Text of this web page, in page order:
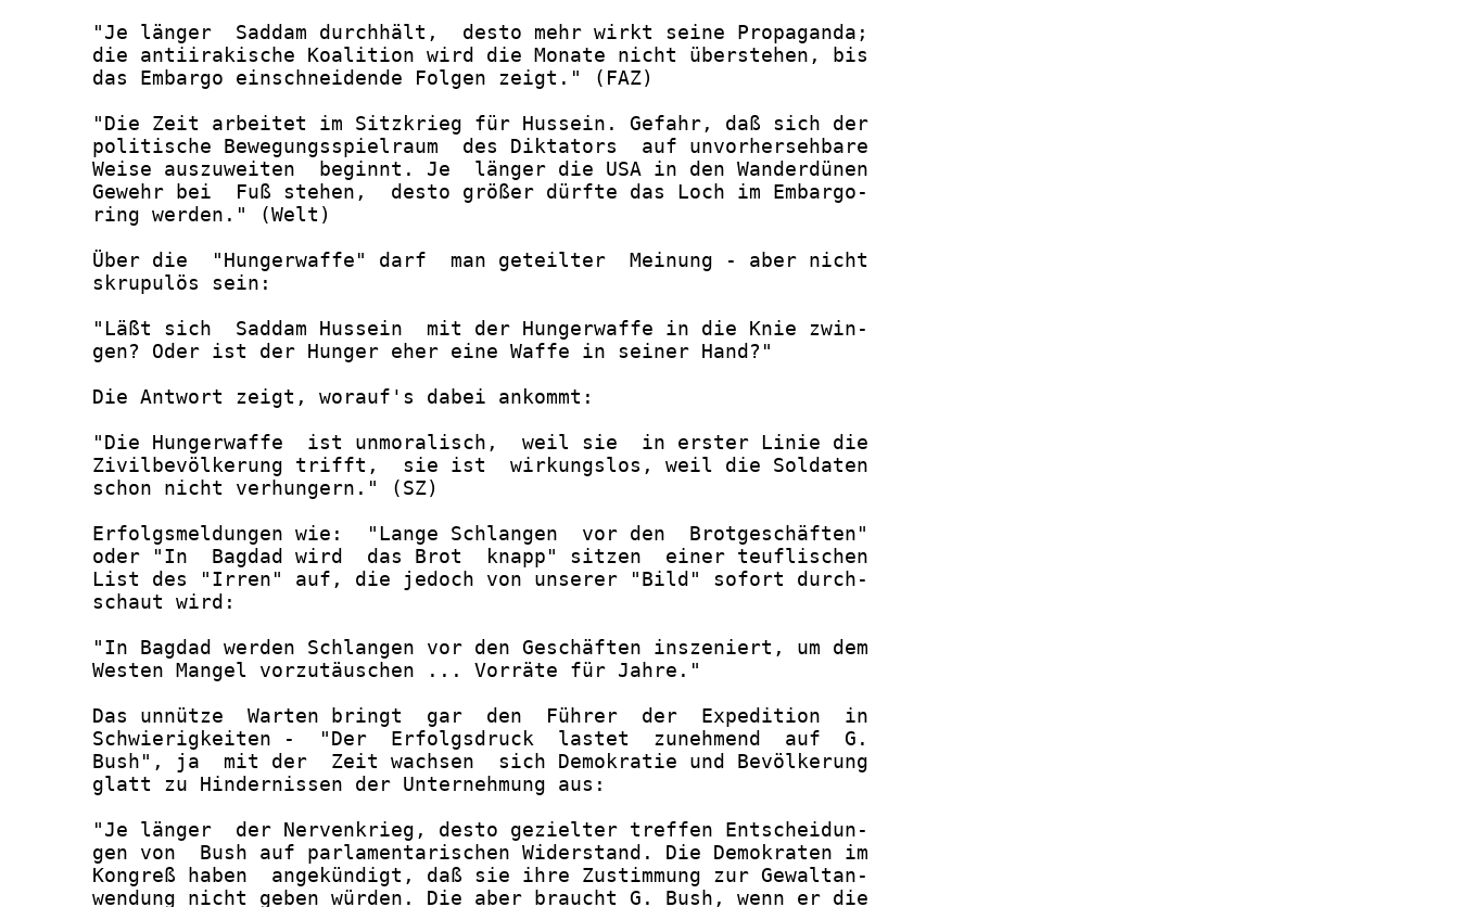
       "Je länger  Saddam durchhält,  desto mehr wirkt seine Propaganda;
       die antiirakische Koalition wird die Monate nicht überstehen, bis
       das Embargo einschneidende Folgen zeigt." (FAZ)
       "Die Zeit arbeitet im Sitzkrieg für Hussein. Gefahr, daß sich der
       politische Bewegungsspielraum  des Diktators  auf unvorhersehbare
       Weise auszuweiten  beginnt. Je  länger die USA in den Wanderdünen
       Gewehr bei  Fuß stehen,  desto größer dürfte das Loch im Embargo-
       ring werden." (Welt)
       Über die  "Hungerwaffe" darf  man geteilter  Meinung - aber nicht
       skrupulös sein:
       "Läßt sich  Saddam Hussein  mit der Hungerwaffe in die Knie zwin-
       gen? Oder ist der Hunger eher eine Waffe in seiner Hand?"
       Die Antwort zeigt, worauf's dabei ankommt:
       "Die Hungerwaffe  ist unmoralisch,  weil sie  in erster Linie die
       Zivilbevölkerung trifft,  sie ist  wirkungslos, weil die Soldaten
       schon nicht verhungern." (SZ)
       Erfolgsmeldungen wie:  "Lange Schlangen  vor den  Brotgeschäften"
       oder "In  Bagdad wird  das Brot  knapp" sitzen  einer teuflischen
       List des "Irren" auf, die jedoch von unserer "Bild" sofort durch-
       schaut wird:
       "In Bagdad werden Schlangen vor den Geschäften inszeniert, um dem
       Westen Mangel vorzutäuschen ... Vorräte für Jahre."
       Das unnütze  Warten bringt  gar  den  Führer  der  Expedition  in
       Schwierigkeiten -  "Der  Erfolgsdruck  lastet  zunehmend  auf  G.
       Bush", ja  mit der  Zeit wachsen  sich Demokratie und Bevölkerung
       glatt zu Hindernissen der Unternehmung aus:
       "Je länger  der Nervenkrieg, desto gezielter treffen Entscheidun-
       gen von  Bush auf parlamentarischen Widerstand. Die Demokraten im
       Kongreß haben  angekündigt, daß sie ihre Zustimmung zur Gewaltan-
       wendung nicht geben würden. Die aber braucht G. Bush, wenn er die